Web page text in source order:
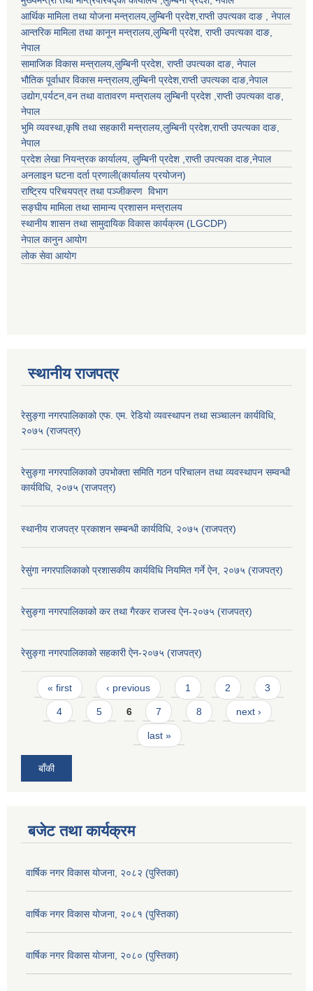
आर्थिक मामिला तथा योजना मन्त्रालय,लुम्बिनी प्रदेश,राप्ती उपत्यका दाङ , नेपाल
आन्तरिक मामिला तथा कानून मन्त्रालय,लुम्बिनी प्रदेश, राप्ती उपत्यका दाङ,
नेपाल
सामाजिक विकास मन्त्रालय,लुम्बिनी प्रदेश, राप्ती उपत्यका दाङ, नेपाल
भौतिक पूर्वाधार विकास मन्त्रालय,लुम्बिनी प्रदेश,राप्ती उपत्यका दाङ,नेपाल
उद्याेग,पर्यटन,वन तथा वातावरण मन्त्रालय लुम्बिनी प्रदेश ,राप्ती उपत्यका दाङ,
नेपाल
भुमि व्यवस्था,कृषि तथा सहकारी मन्त्रालय,लुम्बिनी प्रदेश,राप्ती उपत्यका दाङ,
नेपाल
प्रदेश लेखा नियन्त्रक कार्यालय, लुम्बिनी प्रदेश ,राप्ती उपत्यका दाङ,नेपाल
अनलाइन घटना दर्ता प्रणाली(कार्यालय प्रयोजन)
राष्ट्रिय परिचयपत्र तथा पञ्जीकरण विभाग
सङ्घीय मामिला तथा सामान्य प्रशासन मन्त्रालय
स्थानीय शासन तथा सामुदायिक विकास कार्यक्रम (LGCDP)
नेपाल कानुन आयोग
लोक सेवा आयोग
स्थानीय राजपत्र
रेसुङ्गा नगरपालिकाको एफ. एम. रेडियो व्यवस्थापन तथा सञ्चालन कार्यविधि,
२०७५ (राजपत्र)
रेसुङ्गा नगरपालिकाको उपभोक्ता समिति गठन परिचालन तथा व्यवस्थापन सम्वन्धी
कार्यविधि, २०७५ (राजपत्र)
स्थानीय राजपत्र प्रकाशन सम्बन्धी कार्यविधि, २०७५ (राजपत्र)
रेसुंगा नगरपालिकाको प्रशासकीय कार्यविधि नियमित गर्ने ऐन, २०७५ (राजपत्र)
रेसुङ्गा नगरपालिकाको कर तथा गैरकर राजस्व ऐन-२०७५ (राजपत्र)
रेसुङ्गा नगरपालिकाको सहकारी ऐन-२०७५ (राजपत्र)
Pages
« first ‹ previous 1 2 3
4 5 6 7 8 next ›
last »
बाँकी
बजेट तथा कार्यक्रम
वार्षिक नगर विकास योजना, २०८२ (पुस्तिका)
वार्षिक नगर विकास योजना, २०८१ (पुस्तिका)
वार्षिक नगर विकास योजना, २०८० (पुस्तिका)